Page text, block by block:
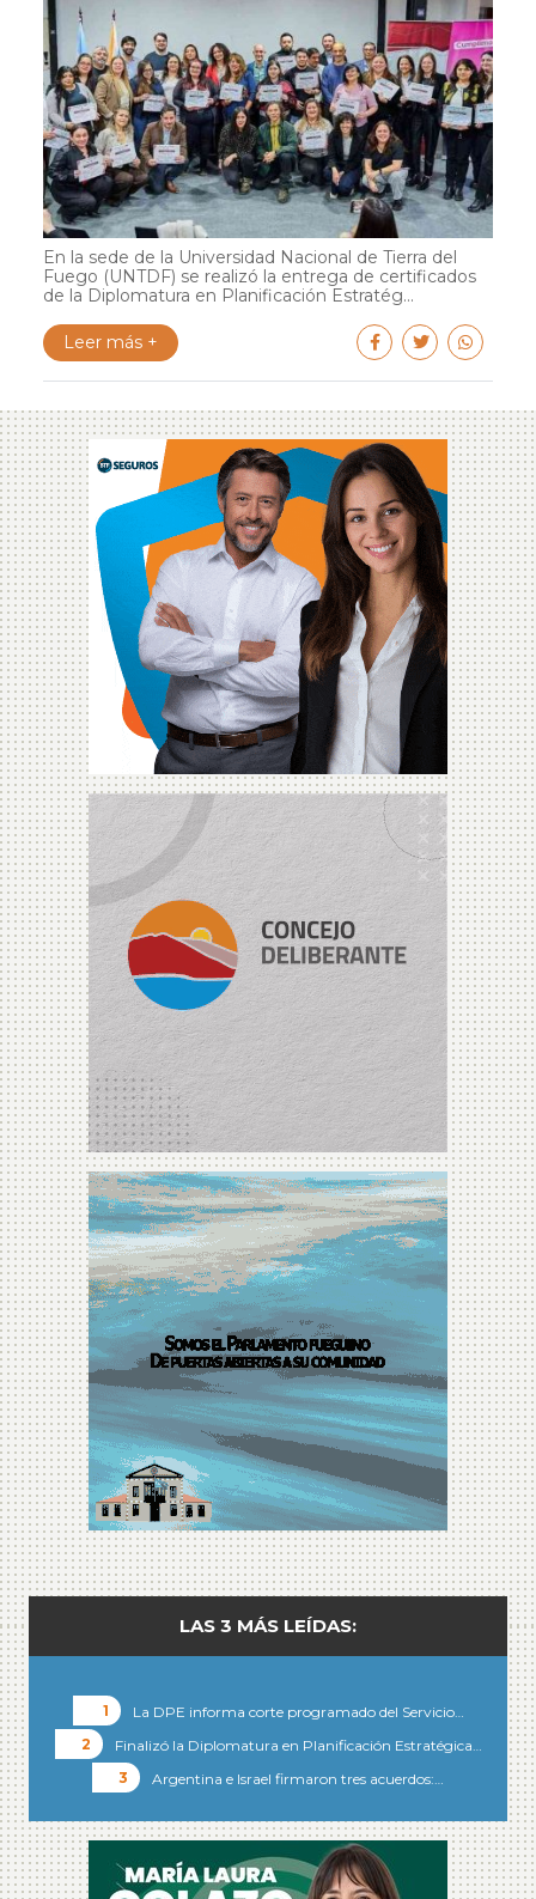
En la sede de la Universidad Nacional de Tierra del
Fuego (UNTDF) se realizó la entrega de certificados
de la Diplomatura en Planificación Estratég...
Leer más +
LAS 3 MÁS LEÍDAS:
La DPE informa corte programado del Servicio…
Finalizó la Diplomatura en Planificación Estratégica…
Argentina e Israel firmaron tres acuerdos:…